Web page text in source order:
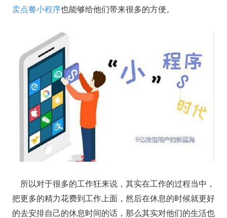
卖点餐小程序也能够给他们带来很多的方便。
所以对于很多的工作狂来说，其实在工作的过程当中，
把更多的精力花费到工作上面，然后在休息的时候就更好
的去安排自己的休息时间的话，那么其实对他们的生活也